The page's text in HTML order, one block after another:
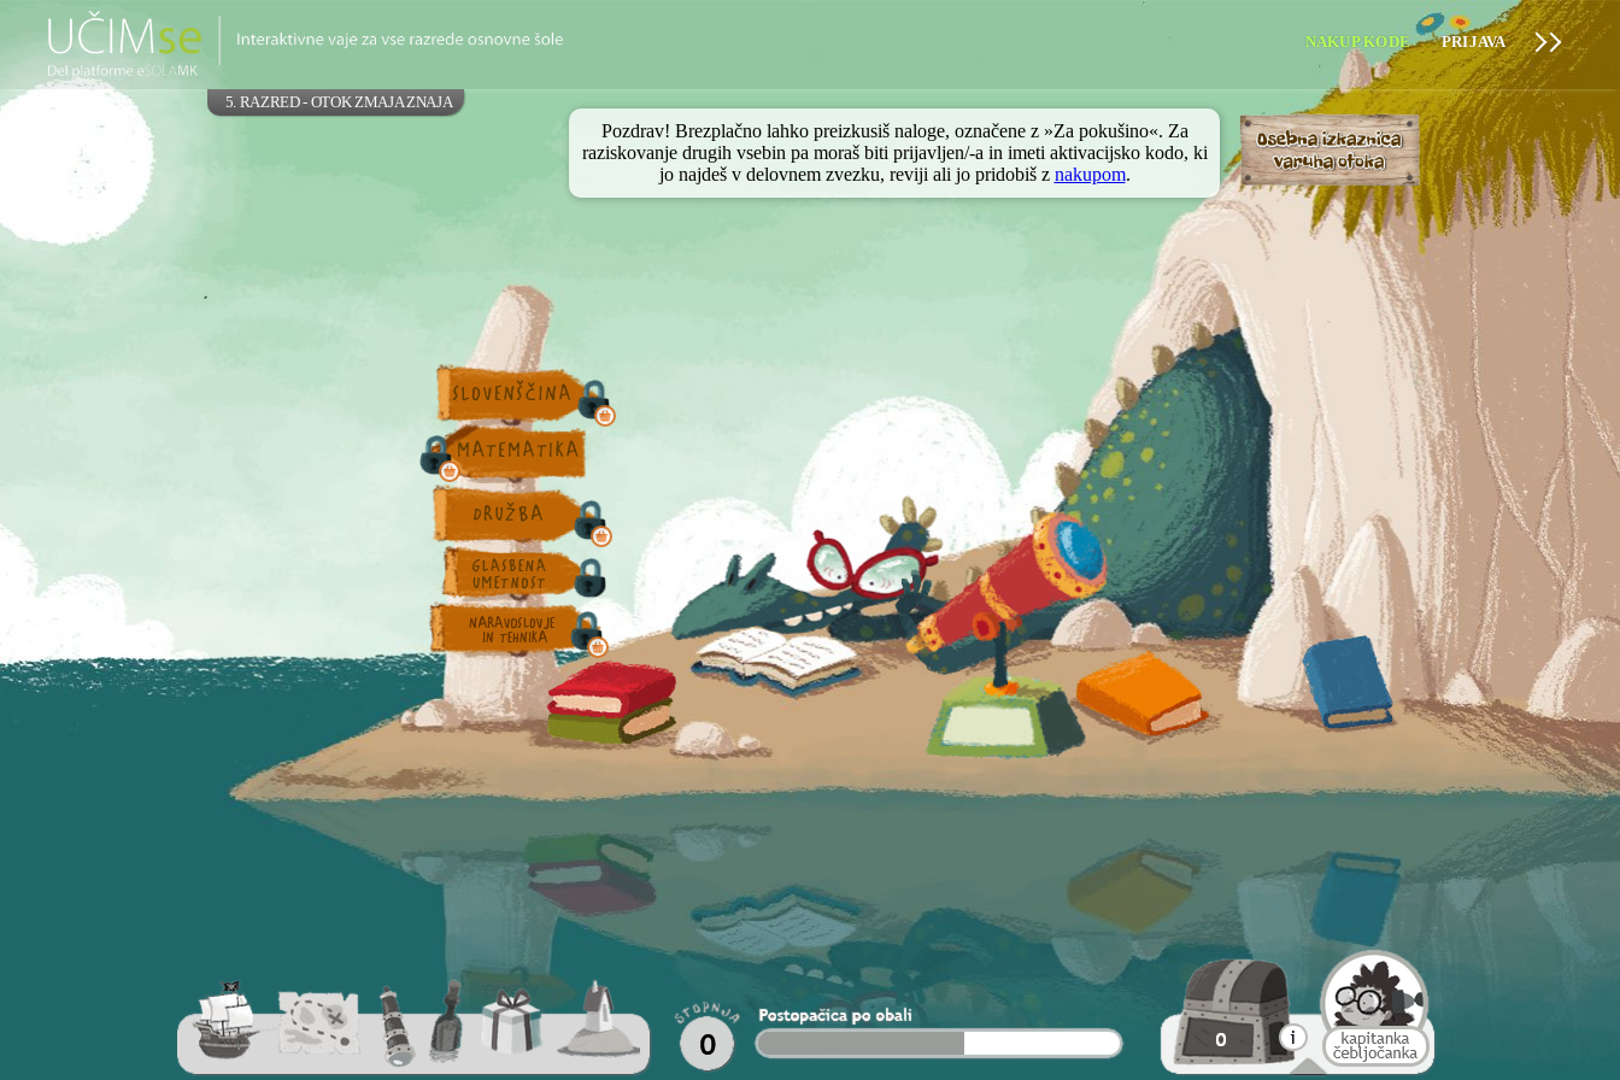
NAKUP KODE PRIJAVA
Pozdrav! Brezplačno lahko preizkusiš naloge, označene z »Za pokušino«. Za
raziskovanje drugih vsebin pa moraš biti prijavljen/-a in imeti aktivacijsko kodo, ki
jo najdeš v delovnem zvezku, reviji ali jo pridobiš z nakupom.
5. RAZRED - OTOK ZMAJA ZNAJA